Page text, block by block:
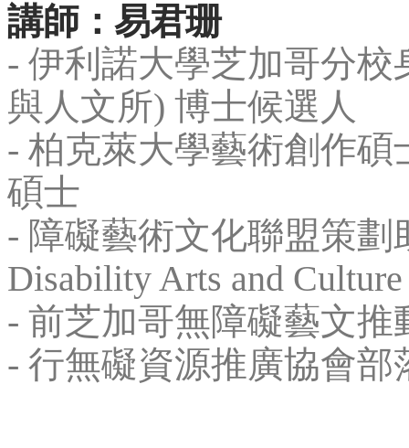
講師：易君珊
- 伊利諾大學芝加哥分
與人文所) 博士候選人
- 柏克萊大學藝術創作
碩士
- 障礙藝術文化聯盟策劃
Disability Arts and Culture
- 前芝加哥無障礙藝文推
- 行無礙資源推廣協會